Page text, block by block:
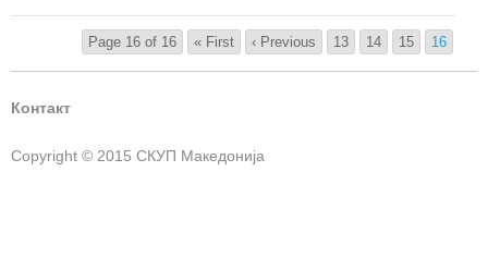
Page 16 of 16 « First ‹ Previous 13 14 15 16
Контакт
Copyright © 2015 СКУП Македонија